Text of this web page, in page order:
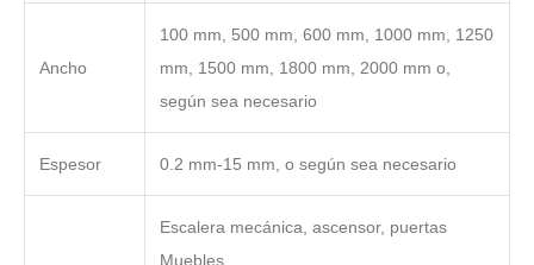
Ancho
100 mm, 500 mm, 600 mm, 1000 mm, 1250
mm, 1500 mm, 1800 mm, 2000 mm o,
según sea necesario
Espesor 0.2 mm-15 mm, o según sea necesario
Escalera mecánica, ascensor, puertas
Muebles